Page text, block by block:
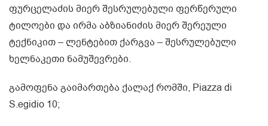
ფურცელაძის მიერ შესრულებული ფერწერული
ტილოები და ირმა აბზიანიძის მიერ შერეული
ტექნიკით – ლენტებით ქარგვა – შესრულებული
ხელნაკეთი ნამუშევრები.
გამოფენა გაიმართება ქალაქ რომში, Piazza di
S.egidio 10;